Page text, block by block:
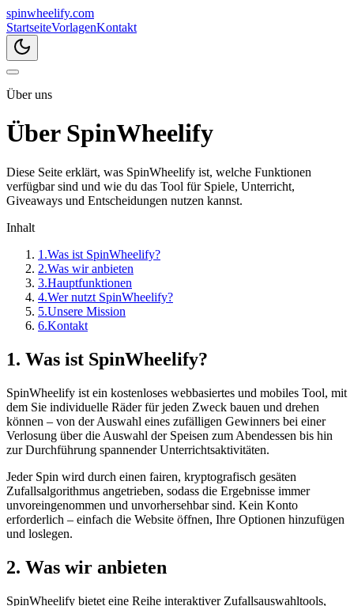
spinwheelify.com
StartseiteVorlagenKontakt
Über uns
Über SpinWheelify
Diese Seite erklärt, was SpinWheelify ist, welche Funktionen
verfügbar sind und wie du das Tool für Spiele, Unterricht,
Giveaways und Entscheidungen nutzen kannst.
Inhalt
1 .Was ist SpinWheelify?
2.Was wir anbieten
3.Hauptfunktionen
4.Wer nutzt SpinWheelify?
5.Unsere Mission
6.Kontakt
1. Was ist SpinWheelify?
SpinWheelify ist ein kostenloses webbasiertes und mobiles Tool, mit
dem Sie individuelle Räder für jeden Zweck bauen und drehen
können – von der Auswahl eines zufälligen Gewinners bei einer
Verlosung über die Auswahl der Speisen zum Abendessen bis hin
zur Durchführung spannender Unterrichtsaktivitäten.
Jeder Spin wird durch einen fairen, kryptografisch gesäten
Zufallsalgorithmus angetrieben, sodass die Ergebnisse immer
unvoreingenommen und unvorhersehbar sind. Kein Konto
erforderlich – einfach die Website öffnen, Ihre Optionen hinzufügen
und loslegen.
2. Was wir anbieten
SpinWheelify bietet eine Reihe interaktiver Zufallsauswahltools,